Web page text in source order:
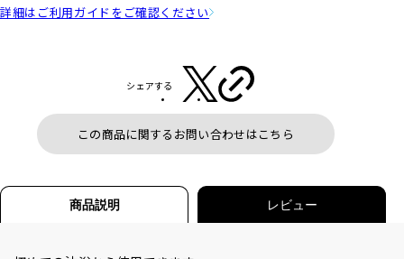
詳細はご利用ガイドをご確認ください
シェアする
この商品に関するお問い合わせはこちら
商品説明 レビュー